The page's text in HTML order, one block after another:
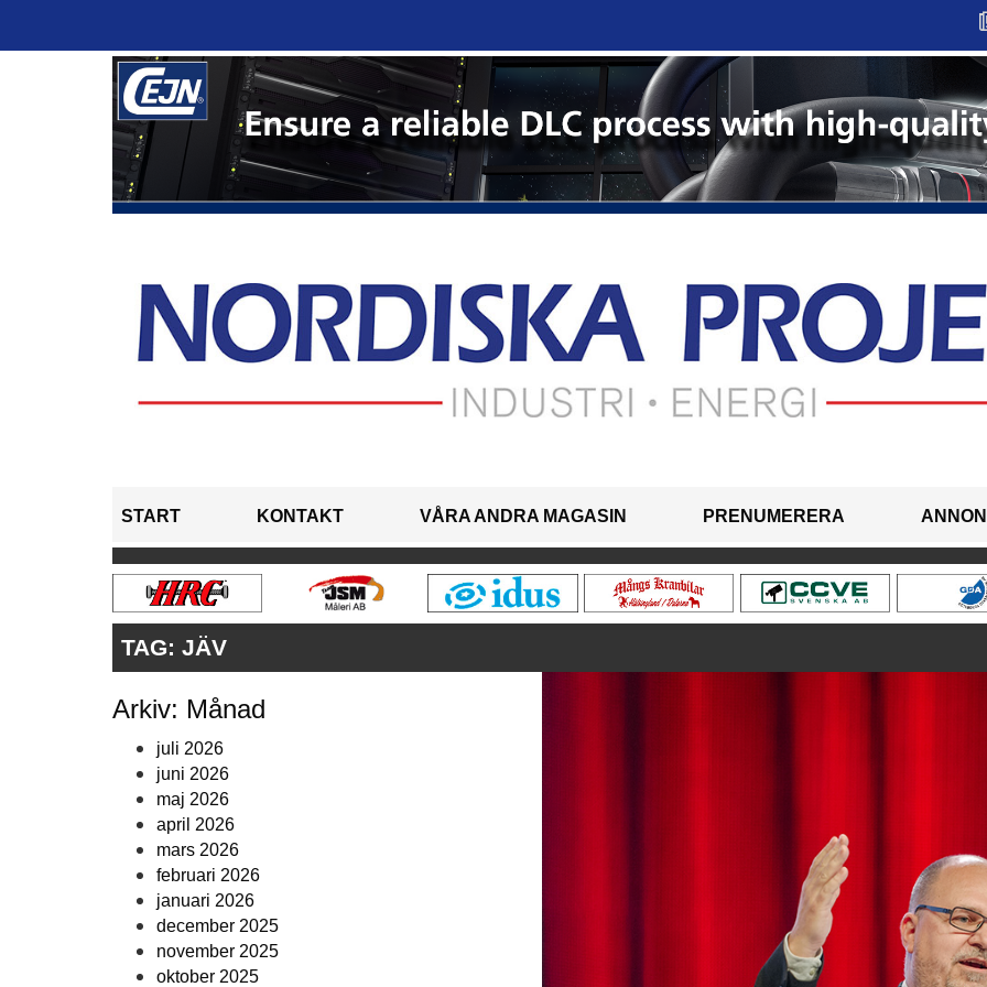
START KONTAKT VÅRA ANDRA MAGASIN PRENUMERERA
TAG: JÄV
Arkiv: Månad
juli 2026
juni 2026
maj 2026
april 2026
mars 2026
februari 2026
januari 2026
december 2025
november 2025
oktober 2025